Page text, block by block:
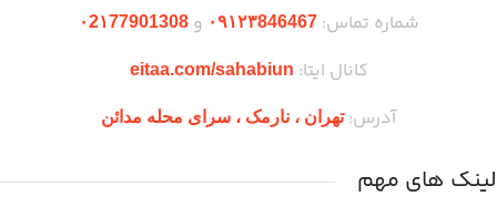
شماره تماس:۰۹۱۲۳846467 و۰2۱77901308
کانال ایتا: eitaa.com/sahabiun
آدرس:تهران ،‌ نارمک ، سرای محله مدائن
لینک های مهم